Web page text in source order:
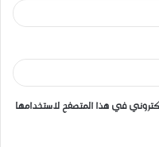
في هذا المتصفح لاستخدامها